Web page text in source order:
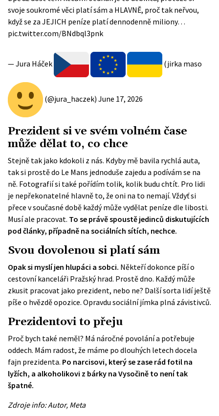
svoje soukromé věci platí sám a HLAVNĚ, proč tak neřvou,
když se za JEJICH peníze platí dennodenně miliony…
pic.twitter.com/BNdbql3pnk
— Jura Háček (jirka maso
(@jura_haczek) June 17, 2026
Prezident si ve svém volném čase
může dělat to, co chce
Stejně tak jako kdokoli z nás. Kdyby mě bavila rychlá auta,
tak si prostě do Le Mans jednoduše zajedu a podívám se na
ně. Fotografií si také pořídím tolik, kolik budu chtít. Pro lidi
je nepřekonatelné hlavně to, že oni na to nemají. Vždyť si
přece v současné době každý může vydělat peníze dle libosti.
Musí ale pracovat. To se právě spoustě jedinců diskutujících
pod články, případně na sociálních sítích, nechce.
Svou dovolenou si platí sám
Opak si myslí jen hlupáci a sobci. Někteří dokonce píší o
cestovní kanceláři Pražský hrad. Prostě dno. Každý může
zkusit pracovat jako prezident, nebo ne? Další sorta lidí ještě
píše o hvězdě opozice. Opravdu sociální jímka plná závistivců.
Prezidentovi to přeju
Proč bych také neměl? Má náročné povolání a potřebuje
oddech. Mám radost, že máme po dlouhých letech docela
fajn prezidenta. Po narcisovi, který se zase rád fotil na
lyžích, a alkoholikovi z bárky na Vysočině to není tak
špatné.
Zdroje info: Autor, Meta